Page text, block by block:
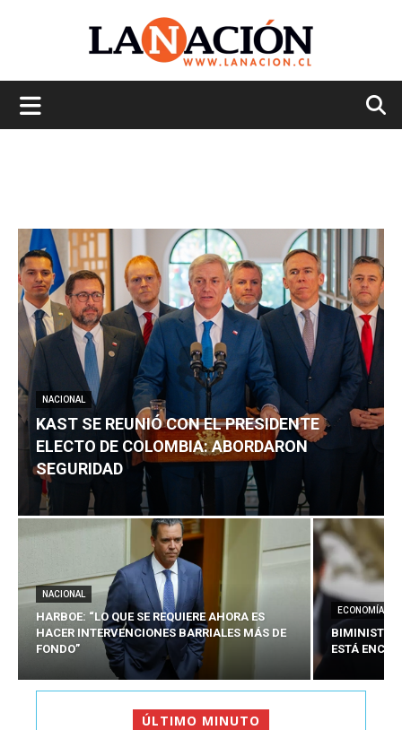
NACIONAL
KAST SE REUNIÓ CON EL PRESIDENTE
ELECTO DE COLOMBIA: ABORDARON
SEGURIDAD
NACIONAL
HARBOE: “LO QUE SE REQUIERE AHORA ES
HACER INTERVENCIONES BARRIALES MÁS DE
FONDO”
ECONOMÍA
BIMINISTRO
ESTÁ
ÚLTIMO MINUTO